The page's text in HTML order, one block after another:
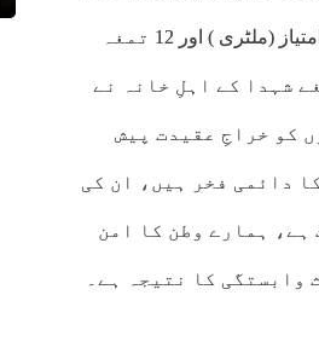
اعتراف میں اعزازات سے نوازا۔اس پروقار تقریب میں 50 ستارہ امتیاز (ملٹری ) اور 12 تمغہ
شہدا کے اہلِ خانہ نے
کو خراجِ عقیدت پیش
دائمی فخر ہیں، ان کی
ہے، ہمارے وطن کا امن
وابستگی کا نتیجہ ہے۔